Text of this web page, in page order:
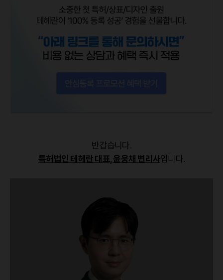
반갑습니다.
특허법인 테헤란 대표, 윤웅채 변리사입니다.